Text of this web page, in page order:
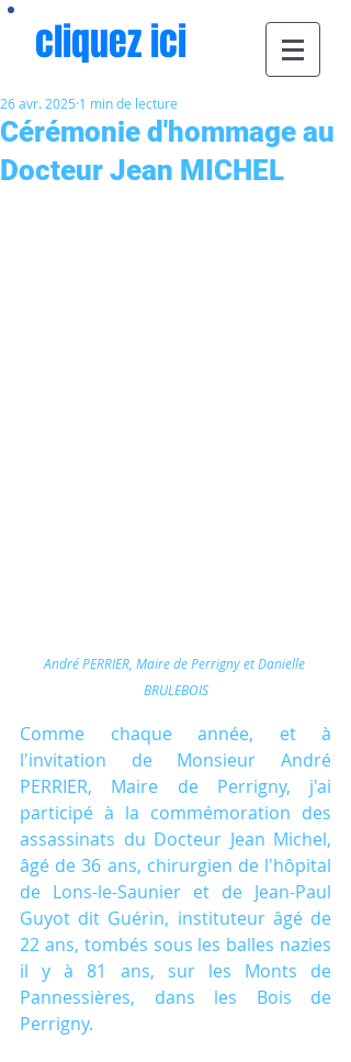
cliquez ici
Cérémonie d'hommage au
Docteur Jean MICHEL
26 avr. 2025 1 min de lecture
André PERRIER, Maire de Perrigny et Danielle
BRULEBOIS
Comme chaque année, et à
l'invitation de Monsieur André
PERRIER, Maire de Perrigny, j'ai
participé à la commémoration des
assassinats du Docteur Jean Michel,
âgé de 36 ans, chirurgien de l'hôpital
de Lons-le-Saunier et de Jean-Paul
Guyot dit Guérin, instituteur âgé de
22 ans, tombés sous les balles nazies
il y à 81 ans, sur les Monts de
Pannessières, dans les Bois de
Perrigny.